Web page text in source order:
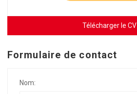
Télécharger le CV
Formulaire de contact
Nom: